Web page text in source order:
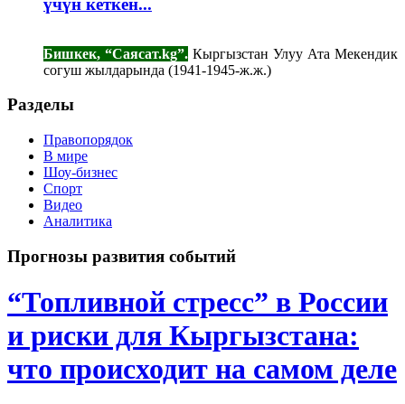
үчүн кеткен...
Бишкек, “Саясат.kg”. Кыргызстан Улуу Ата Мекендик
согуш жылдарында (1941-1945-ж.ж.)
Разделы
Правопорядок
В мире
Шоу-бизнес
Спорт
Видео
Аналитика
Прогнозы развития событий
“Топливной стресс” в России
и риски для Кыргызстана:
что происходит на самом деле